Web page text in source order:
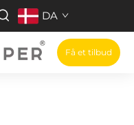
DA
Få et tilbud